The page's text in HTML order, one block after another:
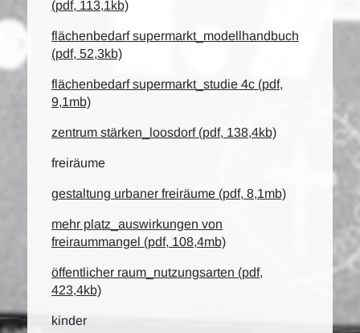
(pdf, 113,1kb)
flächenbedarf supermarkt_modellhandbuch
(pdf, 52,3kb)
flächenbedarf supermarkt_studie 4c (pdf,
9,1mb)
zentrum stärken_loosdorf (pdf, 138,4kb)
freiräume
gestaltung urbaner freiräume (pdf, 8,1mb)
mehr platz_auswirkungen von
freiraummangel (pdf, 108,4mb)
öffentlicher raum_nutzungsarten (pdf,
423,4kb)
kinder